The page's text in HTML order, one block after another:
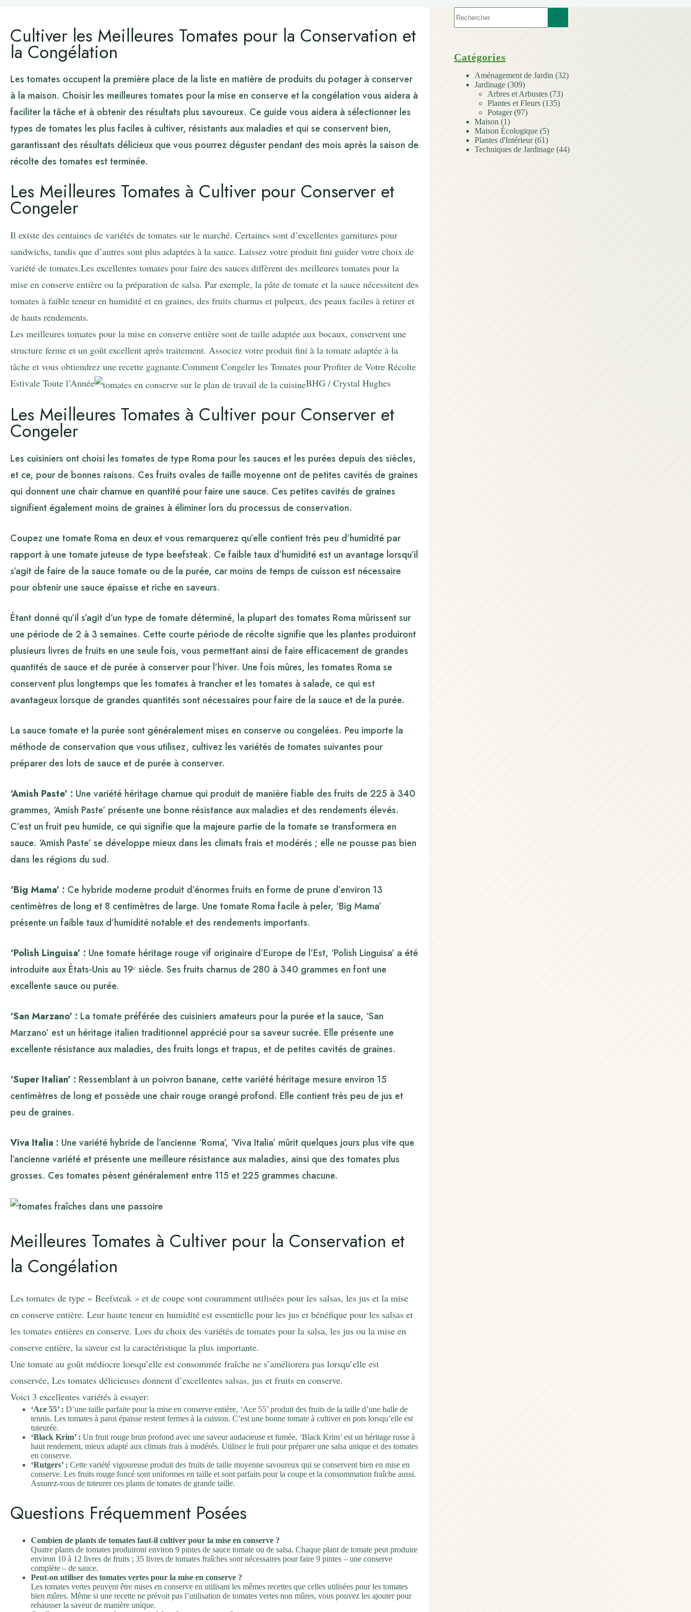
Cultiver les Meilleures Tomates pour la Conservation et
la Congélation
Les tomates occupent la première place de la liste en matière de produits du potager à conserver
à la maison. Choisir les meilleures tomates pour la mise en conserve et la congélation vous aidera à
faciliter la tâche et à obtenir des résultats plus savoureux. Ce guide vous aidera à sélectionner les
types de tomates les plus faciles à cultiver, résistants aux maladies et qui se conservent bien,
garantissant des résultats délicieux que vous pourrez déguster pendant des mois après la saison de
récolte des tomates est terminée.
Les Meilleures Tomates à Cultiver pour Conserver et
Congeler
Il existe des centaines de variétés de tomates sur le marché. Certaines sont d’excellentes garnitures pour
sandwichs, tandis que d’autres sont plus adaptées à la sauce. Laissez votre produit fini guider votre choix de
variété de tomates.Les excellentes tomates pour faire des sauces diffèrent des meilleures tomates pour la
mise en conserve entière ou la préparation de salsa. Par exemple, la pâte de tomate et la sauce nécessitent des
tomates à faible teneur en humidité et en graines, des fruits charnus et pulpeux, des peaux faciles à retirer et
de hauts rendements.
Les meilleures tomates pour la mise en conserve entière sont de taille adaptée aux bocaux, conservent une
structure ferme et un goût excellent après traitement. Associez votre produit fini à la tomate adaptée à la
tâche et vous obtiendrez une recette gagnante.Comment Congeler les Tomates pour Profiter de Votre Récolte
Estivale Toute l’Année
BHG / Crystal Hughes
Les Meilleures Tomates à Cultiver pour Conserver et
Congeler
Les cuisiniers ont choisi les tomates de type Roma pour les sauces et les purées depuis des siècles,
et ce, pour de bonnes raisons. Ces fruits ovales de taille moyenne ont de petites cavités de graines
qui donnent une chair charnue en quantité pour faire une sauce. Ces petites cavités de graines
signifient également moins de graines à éliminer lors du processus de conservation.
Coupez une tomate Roma en deux et vous remarquerez qu’elle contient très peu d’humidité par
rapport à une tomate juteuse de type beefsteak. Ce faible taux d’humidité est un avantage lorsqu’il
s’agit de faire de la sauce tomate ou de la purée, car moins de temps de cuisson est nécessaire
pour obtenir une sauce épaisse et riche en saveurs.
Étant donné qu’il s’agit d’un type de tomate déterminé, la plupart des tomates Roma mûrissent sur
une période de 2 à 3 semaines. Cette courte période de récolte signifie que les plantes produiront
plusieurs livres de fruits en une seule fois, vous permettant ainsi de faire efficacement de grandes
quantités de sauce et de purée à conserver pour l’hiver. Une fois mûres, les tomates Roma se
conservent plus longtemps que les tomates à trancher et les tomates à salade, ce qui est
avantageux lorsque de grandes quantités sont nécessaires pour faire de la sauce et de la purée.
La sauce tomate et la purée sont généralement mises en conserve ou congelées. Peu importe la
méthode de conservation que vous utilisez, cultivez les variétés de tomates suivantes pour
préparer des lots de sauce et de purée à conserver.
‘Amish Paste’ : Une variété héritage charnue qui produit de manière fiable des fruits de 225 à 340
grammes, ‘Amish Paste’ présente une bonne résistance aux maladies et des rendements élevés.
C’est un fruit peu humide, ce qui signifie que la majeure partie de la tomate se transformera en
sauce. ‘Amish Paste’ se développe mieux dans les climats frais et modérés ; elle ne pousse pas bien
dans les régions du sud.
‘Big Mama’ : Ce hybride moderne produit d’énormes fruits en forme de prune d’environ 13
centimètres de long et 8 centimètres de large. Une tomate Roma facile à peler, ‘Big Mama’
présente un faible taux d’humidité notable et des rendements importants.
‘Polish Linguisa’ : Une tomate héritage rouge vif originaire d’Europe de l’Est, ‘Polish Linguisa’ a été
introduite aux États-Unis au 19ᵉ siècle. Ses fruits charnus de 280 à 340 grammes en font une
excellente sauce ou purée.
‘San Marzano’ : La tomate préférée des cuisiniers amateurs pour la purée et la sauce, ‘San
Marzano’ est un héritage italien traditionnel apprécié pour sa saveur sucrée. Elle présente une
excellente résistance aux maladies, des fruits longs et trapus, et de petites cavités de graines.
‘Super Italian’ : Ressemblant à un poivron banane, cette variété héritage mesure environ 15
centimètres de long et possède une chair rouge orangé profond. Elle contient très peu de jus et
peu de graines.
Viva Italia : Une variété hybride de l’ancienne ‘Roma’, ‘Viva Italia’ mûrit quelques jours plus vite que
l’ancienne variété et présente une meilleure résistance aux maladies, ainsi que des tomates plus
grosses. Ces tomates pèsent généralement entre 115 et 225 grammes chacune.
Meilleures Tomates à Cultiver pour la Conservation et
la Congélation
Les tomates de type « Beefsteak » et de coupe sont couramment utilisées pour les salsas, les jus et la mise
en conserve entière. Leur haute teneur en humidité est essentielle pour les jus et bénéfique pour les salsas et
les tomates entières en conserve. Lors du choix des variétés de tomates pour la salsa, les jus ou la mise en
conserve entière, la saveur est la caractéristique la plus importante.
Une tomate au goût médiocre lorsqu’elle est consommée fraîche ne s’améliorera pas lorsqu’elle est
conservée, Les tomates délicieuses donnent d’excellentes salsas, jus et fruits en conserve.
Voici 3 excellentes variétés à essayer:
‘Ace 55’ : D’une taille parfaite pour la mise en conserve entière, ‘Ace 55’ produit des fruits de la taille d’une balle de
tennis. Les tomates à paroi épaisse restent fermes à la cuisson. C’est une bonne tomate à cultiver en pots lorsqu’elle est
tuteurée.
‘Black Krim’ : Un fruit rouge brun profond avec une saveur audacieuse et fumée, ‘Black Krim’ est un héritage russe à
haut rendement, mieux adapté aux climats frais à modérés. Utilisez le fruit pour préparer une salsa unique et des tomates
en conserve.
‘Rutgers’ : Cette variété vigoureuse produit des fruits de taille moyenne savoureux qui se conservent bien en mise en
conserve. Les fruits rouge foncé sont uniformes en taille et sont parfaits pour la coupe et la consommation fraîche aussi.
Assurez-vous de tuteurer ces plants de tomates de grande taille.
Questions Fréquemment Posées
Combien de plants de tomates faut-il cultiver pour la mise en conserve ?
Quatre plants de tomates produiront environ 9 pintes de sauce tomate ou de salsa. Chaque plant de tomate peut produire
environ 10 à 12 livres de fruits ; 35 livres de tomates fraîches sont nécessaires pour faire 9 pintes – une conserve
complète – de sauce.
Peut-on utiliser des tomates vertes pour la mise en conserve ?
Les tomates vertes peuvent être mises en conserve en utilisant les mêmes recettes que celles utilisées pour les tomates
bien mûres. Même si une recette ne prévoit pas l’utilisation de tomates vertes non mûres, vous pouvez les ajouter pour
rehausser la saveur de manière unique.
résultat
Catégories
Aménagement de Jardin (32)
Jardinage (309)
Arbres et Arbustes (73)
Plantes et Fleurs (135)
Potager(97)
Maison (1)
Maison Écologique (5)
Plantes d'Intérieur(61)
Techniques de Jardinage (44)